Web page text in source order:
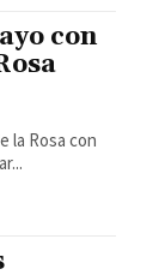
con
la Rosa con